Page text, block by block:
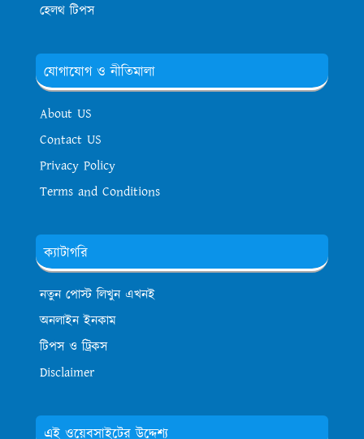
হেলথ টিপস
যোগাযোগ ও নীতিমালা
About US
Contact US
Privacy Policy
Terms and Conditions
ক্যাটাগরি
নতুন পোস্ট লিখুন এখনই
অনলাইন ইনকাম
টিপস ও ট্রিকস
Disclaimer
এই ওয়েবসাইটের উদ্দেশ্য